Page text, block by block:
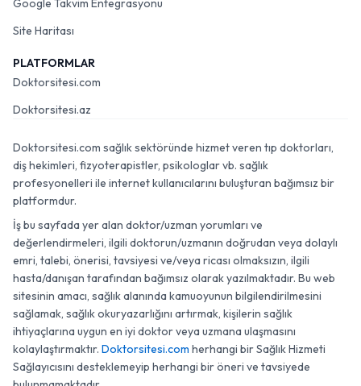
Google Takvim Entegrasyonu
Site Haritası
PLATFORMLAR
Doktorsitesi.com
Doktorsitesi.az
Doktorsitesi.com sağlık sektöründe hizmet veren tıp doktorları,
diş hekimleri, fizyoterapistler, psikologlar vb. sağlık
profesyonelleri ile internet kullanıcılarını buluşturan bağımsız bir
platformdur.
İş bu sayfada yer alan doktor/uzman yorumları ve
değerlendirmeleri, ilgili doktorun/uzmanın doğrudan veya dolaylı
emri, talebi, önerisi, tavsiyesi ve/veya ricası olmaksızın, ilgili
hasta/danışan tarafından bağımsız olarak yazılmaktadır. Bu web
sitesinin amacı, sağlık alanında kamuoyunun bilgilendirilmesini
sağlamak, sağlık okuryazarlığını artırmak, kişilerin sağlık
ihtiyaçlarına uygun en iyi doktor veya uzmana ulaşmasını
kolaylaştırmaktır. Doktorsitesi.com herhangi bir Sağlık Hizmeti
Sağlayıcısını desteklemeyip herhangi bir öneri ve tavsiyede